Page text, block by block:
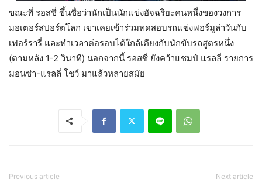
ขณะที่ รอสซี่ ขึ้นชื่อว่านักเป็นนักแข่งอัจฉริยะคนหนึ่งของวงการ
มอเตอร์สปอร์ตโลก เขาเคยเข้าร่วมทดสอบรถแข่งฟอร์มูล่าวันกับ
เฟอร์รารี่ และทำเวลาต่อรอบได้ใกล้เคียงกับนักขับรถสูตรหนึ่ง
(ตามหลัง 1-2 วินาที) นอกจากนี้ รอสซี่ ยังคว้าแชมป์ แรลลี่ รายการ
มอนซ่า-แรลลี่ โชว์ มาแล้วหลายสมัย
Previous article Next article